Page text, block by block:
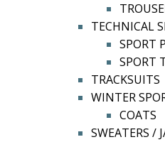
TECHNICAL
SPORT
SPORT
TRACKSUITS
WINTER
COATS
SWEATERS /